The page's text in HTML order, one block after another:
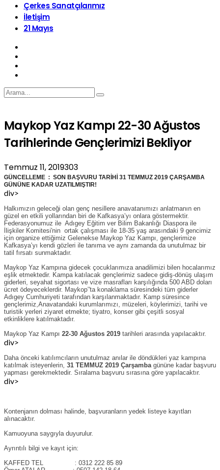
Çerkes Sanatçılarımız
İletişim
21 Mayıs
Maykop Yaz Kampı 22-30 Ağustos
Tarihlerinde Gençlerimizi Bekliyor
Temmuz 11, 2019303
GÜNCELLEME : SON BAŞVURU TARİHİ 31 TEMMUZ 2019 ÇARŞAMBA
GÜNÜNE KADAR UZATILMIŞTIR!
div>
Halkımızın geleceği olan genç nesillere anavatanımızı anlatmanın en
güzel en etkili yollarından biri de Kafkasya’yı onlara göstermektir.
Federasyonumuz ile Adıgey Eğitim ver Bilim Bakanlığı Diaspora ile
İlişkiler Komitesi'nin ortak çalışması ile 18-35 yaş arasındaki 9 gencimiz
için organize ettiğimiz Gelenekse Maykop Yaz Kampı, gençlerimize
Kafkasya’yı kendi gözleri ile tanıma ve aynı zamanda da unutulmaz bir
tatil fırsatı sunmaktadır.
Maykop Yaz Kampına gidecek çocuklarımıza anadilimizi bilen hocalarımız
eşlik etmektedir. Kampa katılacak gençlerimiz sadece gidiş-dönüş ulaşım
giderleri, seyahat sigortası ve vize masrafları karşılığında 500 ABD doları
ücret ödeyeceklerdir. Maykop’'ta konaklama süresindeki tüm giderler
Adıgey Cumhuriyeti tarafından karşılanmaktadır. Kamp süresince
gençlerimiz,Anavatandaki kurumlarımızı, müzeleri, köylerimizi, tarihi ve
turistik yerleri ziyaret etmekte; tiyatro, konser gibi çeşitli sosyal
etkinliklere katılmaktadır.
Maykop Yaz Kampı 22-30 Ağustos 2019 tarihleri arasında yapılacaktır.
div>
Daha önceki katılımcıların unutulmaz anılar ile döndükleri yaz kampına
katılmak isteyenlerin, 31 TEMMUZ 2019 Çarşamba gününe kadar başvuru
yapması gerekmektedir. Sıralama başvuru sırasına göre yapılacaktır.
div>
Kontenjanın dolması halinde, başvuranların yedek listeye kayıtları
alınacaktır.
Kamuoyuna saygıyla duyurulur.
Ayrıntılı bilgi ve kayıt için:
KAFFED TEL : 0312 222 85 89